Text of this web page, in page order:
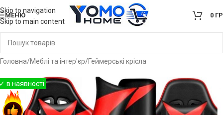
Skip to navigation
Skip to main content
МЕНЮ 0
Головна/Меблі та інтер'єр/Геймерські крісла